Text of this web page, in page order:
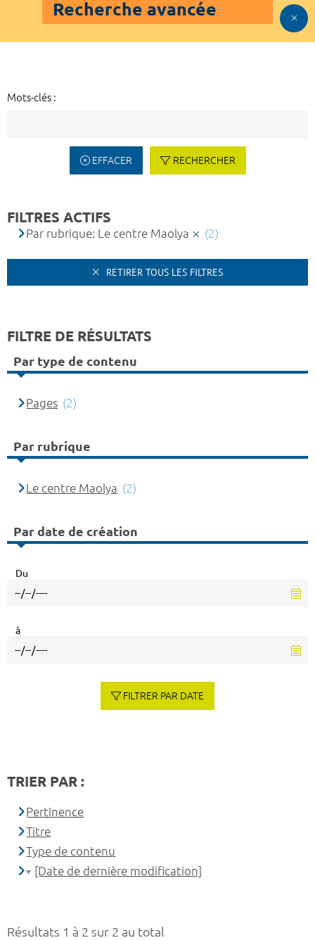
Recherche avancée
Mots-clés :
EFFACER RECHERCHER
Résultats 1 à 2 sur 2 au total
FILTRES ACTIFS
Par rubrique: Le centre Maolya (2)
RETIRER TOUS LES FILTRES
FILTRE DE RÉSULTATS
Par type de contenu
Pages (2)
Par rubrique
Le centre Maolya (2)
Par date de création
Du
à
FILTRER PAR DATE
TRIER PAR :
Pertinence
Titre
Type de contenu
[Date de dernière modification]